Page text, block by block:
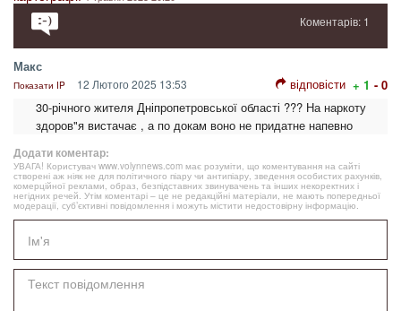
Коментарів: 1
Макс
Показати IP 12 Лютого 2025 13:53 відповісти + 1 - 0
30-річного жителя Дніпропетровської області ??? На наркоту
здоров"я вистачає , а по докам воно не придатне напевно
Додати коментар:
УВАГА! Користувач www.volynnews.com має розуміти, що коментування на сайті
створені аж ніяк не для політичного піару чи антипіару, зведення особистих рахунків,
комерційної реклами, образ, безпідставних звинувачень та інших некоректних і
негідних речей. Утім коментарі – це не редакційні матеріали, не мають попередньої
модерації, суб’єктивні повідомлення і можуть містити недостовірну інформацію.